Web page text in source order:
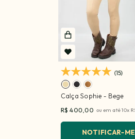
(15)
Calça Sophie - Bege
R$ 400,00 ou em até10x
NOTIFICAR-ME